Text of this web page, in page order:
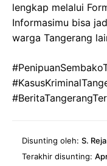
lengkap melalui
Informasimu bisa
warga Tangerang
Disunting oleh: S. Reja
Terakhir disunting: